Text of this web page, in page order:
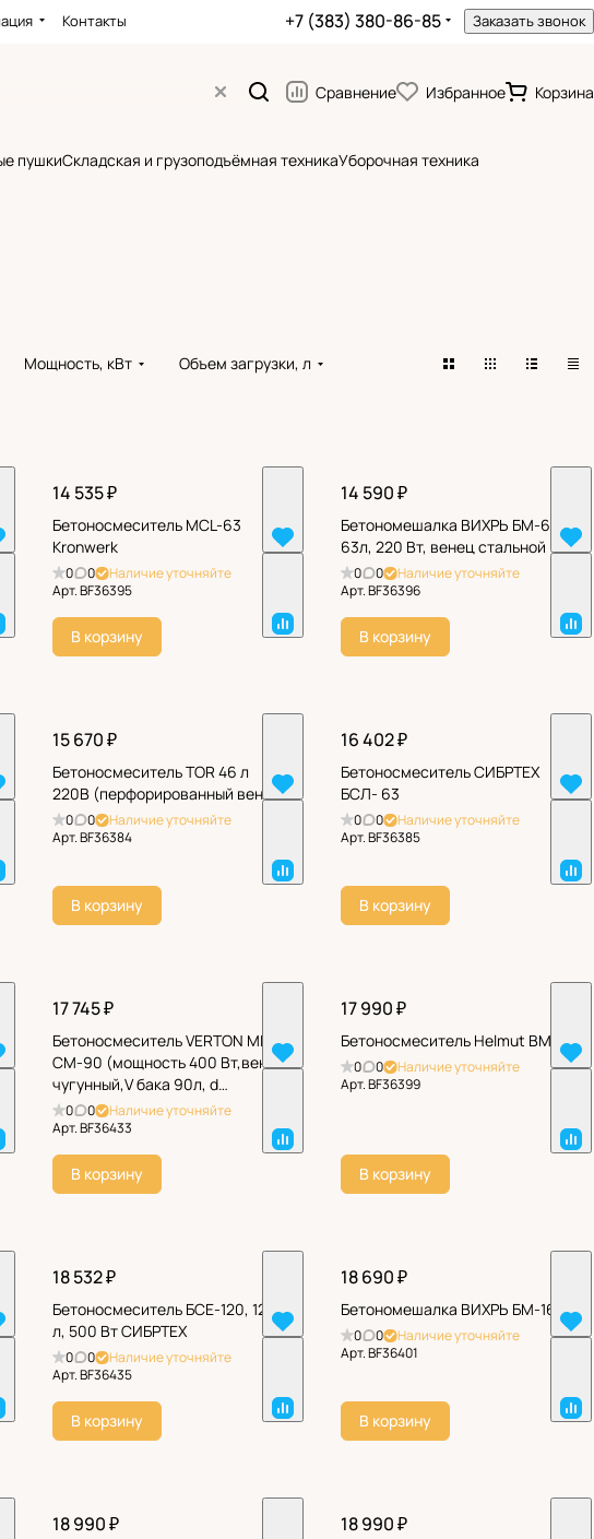
Контакты +7 (383) 380-86-85 Заказать звонок
Сравнение Избранное Корзина
пушкиСкладская и грузоподъёмная техникаУборочная техника
Мощность, кВт
Объем загрузки, л
14 535 ₽
Бетоносмеситель MCL-63
Kronwerk
0 0
Наличие уточняйте
Арт.BF36395
В корзину
14 590 ₽
Бетономешалка ВИХРЬ БМ-63,
63л, 220 Вт, венец стальной
0 0
Наличие уточняйте
Арт.BF36396
В корзину
15 670 ₽
Бетоносмеситель TOR 46 л
220В (перфорированный венец)
0 0
Наличие уточняйте
Арт.BF36384
В корзину
16 402 ₽
Бетоносмеситель СИБРТЕХ
БСЛ- 63
0 0
Наличие уточняйте
Арт.BF36385
В корзину
17 745 ₽
Бетоносмеситель VERTON MIX
СМ-90 (мощность 400 Вт,венец
чугунный,V бака 90л, d
барабана 320 мм)
0 0
Наличие уточняйте
Арт.BF36433
В корзину
17 990 ₽
Бетоносмеситель Helmut BM63
0 0
Наличие уточняйте
Арт.BF36399
В корзину
18 532 ₽
Бетоносмеситель БСЕ-120, 120
л, 500 Вт СИБРТЕХ
0 0
Наличие уточняйте
Арт.BF36435
В корзину
18 690 ₽
Бетономешалка ВИХРЬ БМ-160П
0 0
Наличие уточняйте
Арт.BF36401
В корзину
18 990 ₽ 18 990 ₽